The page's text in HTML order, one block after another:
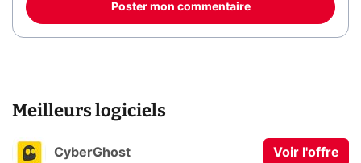
Poster mon commentaire
Meilleurs logiciels
CyberGhost Voir l'offre